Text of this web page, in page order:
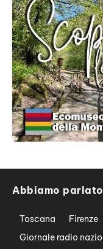
Abbiamo
Toscana Firenze
Giornale radio